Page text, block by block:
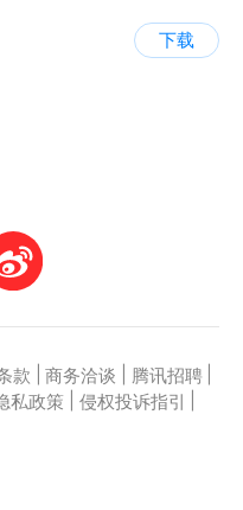
下载
款 商务洽谈 腾讯招聘
私政策 侵权投诉指引